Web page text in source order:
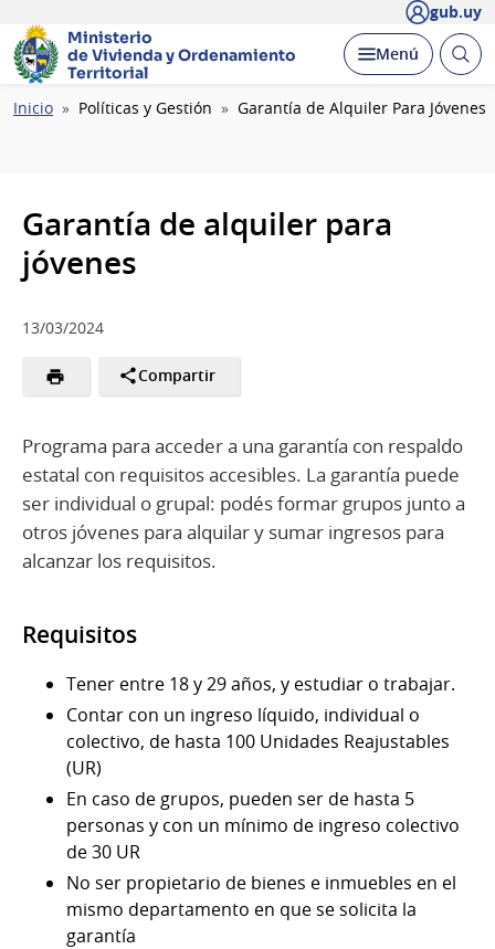
gub.uy
Ministerio
de Vivienda yOrdenamiento
Territorial
Desplegar
Menú Abrir
Ruta
Inicio Políticas y Gestión Garantía de Alquiler Para Jóvenes
Garantía de alquiler para
jóvenes
13/03/2024
Compartir
Programa para acceder a una garantía con respaldo
estatal con requisitos accesibles. La garantía puede
ser individual o grupal: podés formar grupos junto a
otros jóvenes para alquilar y sumar ingresos para
alcanzar los requisitos.
Requisitos
Tener entre 18 y 29 años, y estudiar o trabajar.
Contar con un ingreso líquido, individual o
colectivo, de hasta 100 Unidades Reajustables
(UR)
En caso de grupos, pueden ser de hasta 5
personas y con un mínimo de ingreso colectivo
de 30 UR
No ser propietario de bienes e inmuebles en el
mismo departamento en que se solicita la
garantía